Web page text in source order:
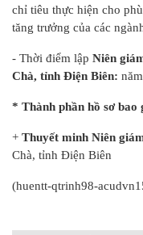
chỉ tiêu thực hiện cho
tăng trưởng của các
- Thời điểm lập Niên
Chà, tỉnh Điện Biên:
* Thành phần hồ sơ bao
+ Thuyết minh Niên
Chà, tỉnh Điện Biên
(huentt-qtrinh98-